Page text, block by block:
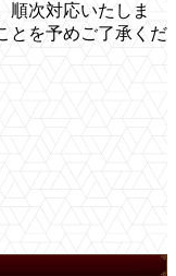
順次対応いたしま
とを予めご了承くだ